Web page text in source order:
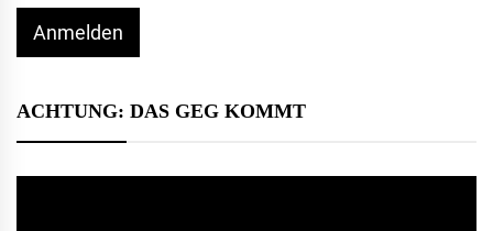
Anmelden
ACHTUNG: DAS GEG KOMMT